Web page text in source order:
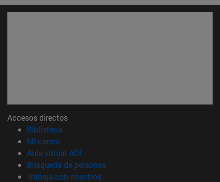
Accesos directos
Biblioteca
Mi correo(abre en nueva ventana)
Aula virtual ADI
Búsqueda de personas(abre en nueva ventana)
Trabaja con nosotros(abre en nueva ventana)